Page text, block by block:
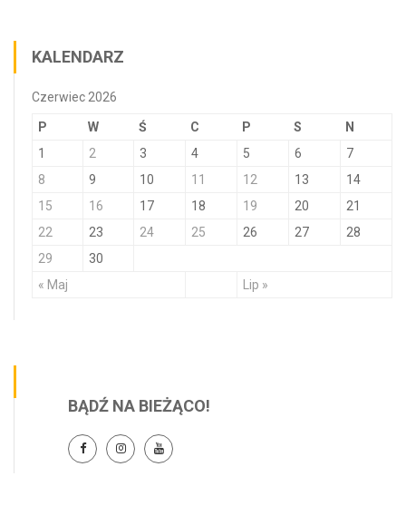
KALENDARZ
Czerwiec 2026
P W Ś C P S N
« Maj Lip »
1 2 3 4 5 6
7
8
9 10 11 12 13
14
15
16 17 18 19 20
21
22
23 24 25 26 27
28
29
30
BĄDŹ NA BIEŻĄCO!